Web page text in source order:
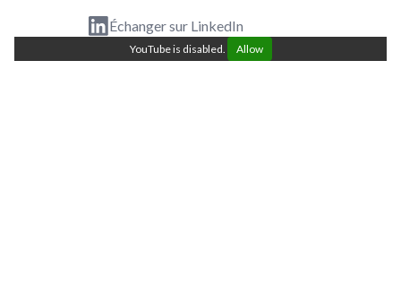
Échanger sur LinkedIn
YouTube is disabled. Allow